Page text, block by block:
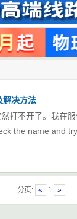
决方法
打不开了。我在
the name and try
分页: « 1 »